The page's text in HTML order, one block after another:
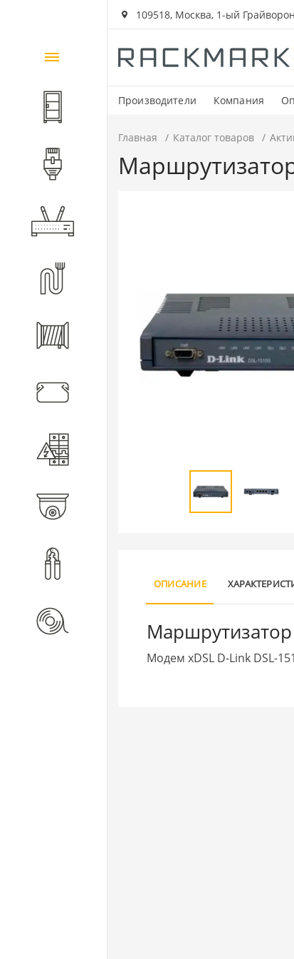
109518, Москва, 1-ый
Производители Компания
Каталог
товаров
Шкафы и стойки
Компоненты СКС
Главная Каталог товаров
ОПИСАНИЕ
Модем xDSL D-Link DSL-